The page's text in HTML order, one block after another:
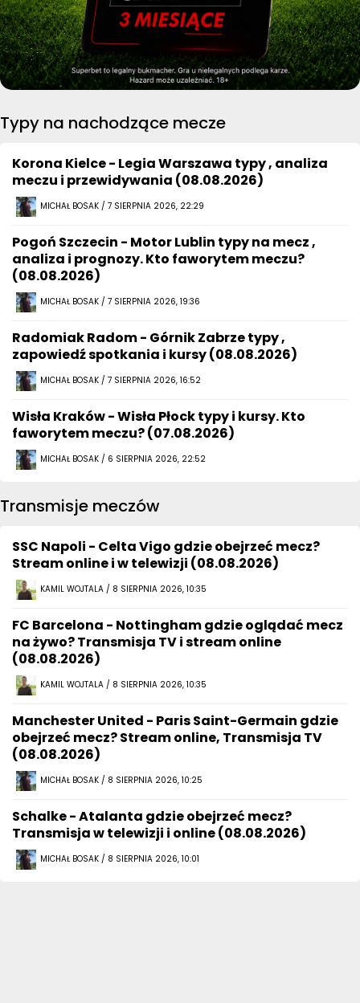
Typy na nachodzące mecze
Korona Kielce - Legia Warszawa typy , analiza
meczu i przewidywania (08.08.2026)
MICHAŁ BOSAK / 7 SIERPNIA 2026, 22:29
Pogoń Szczecin - Motor Lublin typy na mecz ,
analiza i prognozy. Kto faworytem meczu?
(08.08.2026)
MICHAŁ BOSAK / 7 SIERPNIA 2026, 19:36
Radomiak Radom - Górnik Zabrze typy ,
zapowiedź spotkania i kursy (08.08.2026)
MICHAŁ BOSAK / 7 SIERPNIA 2026, 16:52
Wisła Kraków - Wisła Płock typy i kursy. Kto
faworytem meczu? (07.08.2026)
MICHAŁ BOSAK / 6 SIERPNIA 2026, 22:52
Transmisje meczów
SSC Napoli - Celta Vigo gdzie obejrzeć mecz?
Stream online i w telewizji (08.08.2026)
KAMIL WOJTALA / 8 SIERPNIA 2026, 10:35
FC Barcelona - Nottingham gdzie oglądać mecz
na żywo? Transmisja TV i stream online
(08.08.2026)
KAMIL WOJTALA / 8 SIERPNIA 2026, 10:35
Manchester United - Paris Saint-Germain gdzie
obejrzeć mecz? Stream online, Transmisja TV
(08.08.2026)
MICHAŁ BOSAK / 8 SIERPNIA 2026, 10:25
Schalke - Atalanta gdzie obejrzeć mecz?
Transmisja w telewizji i online (08.08.2026)
MICHAŁ BOSAK / 8 SIERPNIA 2026, 10:01